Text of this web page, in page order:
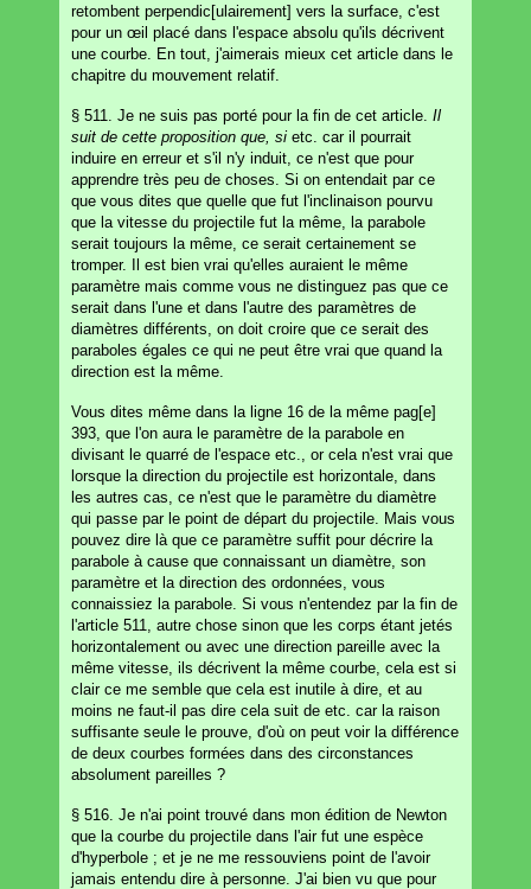
retombent perpendic[ulairement] vers la surface, c'est
pour un œil placé dans l'espace absolu qu'ils décrivent
une courbe. En tout, j'aimerais mieux cet article dans le
chapitre du mouvement relatif.
§ 511. Je ne suis pas porté pour la fin de cet article. Il
suit de cette proposition que, si etc. car il pourrait
induire en erreur et s'il n'y induit, ce n'est que pour
apprendre très peu de choses. Si on entendait par ce
que vous dites que quelle que fut l'inclinaison pourvu
que la vitesse du projectile fut la même, la parabole
serait toujours la même, ce serait certainement se
tromper. Il est bien vrai qu'elles auraient le même
paramètre mais comme vous ne distinguez pas que ce
serait dans l'une et dans l'autre des paramètres de
diamètres différents, on doit croire que ce serait des
paraboles égales ce qui ne peut être vrai que quand la
direction est la même.
Vous dites même dans la ligne 16 de la même pag[e]
393, que l'on aura le paramètre de la parabole en
divisant le quarré de l'espace etc., or cela n'est vrai que
lorsque la direction du projectile est horizontale, dans
les autres cas, ce n'est que le paramètre du diamètre
qui passe par le point de départ du projectile. Mais vous
pouvez dire là que ce paramètre suffit pour décrire la
parabole à cause que connaissant un diamètre, son
paramètre et la direction des ordonnées, vous
connaissiez la parabole. Si vous n'entendez par la fin de
l'article 511, autre chose sinon que les corps étant jetés
horizontalement ou avec une direction pareille avec la
même vitesse, ils décrivent la même courbe, cela est si
clair ce me semble que cela est inutile à dire, et au
moins ne faut-il pas dire cela suit de etc. car la raison
suffisante seule le prouve, d'où on peut voir la différence
de deux courbes formées dans des circonstances
absolument pareilles ?
§ 516. Je n'ai point trouvé dans mon édition de Newton
que la courbe du projectile dans l'air fut une espèce
d'hyperbole ; et je ne me ressouviens point de l'avoir
jamais entendu dire à personne. J'ai bien vu que pour